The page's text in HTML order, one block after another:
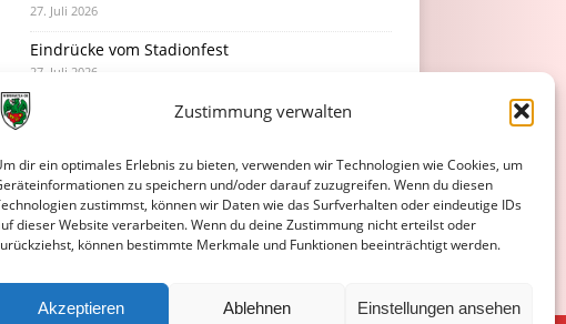
Zustimmung verwalten
dir ein optimales Erlebnis zu bieten, verwenden wir Technologien wie Cookies, um
zu speichern und/oder darauf zuzugreifen. Wenn du diesen
zustimmst, können wir Daten wie das Surfverhalten oder eindeutige IDs
dieser Website verarbeiten. Wenn du deine Zustimmung nicht erteilst oder
können bestimmte Merkmale und Funktionen beeinträchtigt werden.
Akzeptieren Ablehnen Einstellungen ansehen
27. Juli 2026
Eindrücke vom Stadionfest
27. Juli 2026